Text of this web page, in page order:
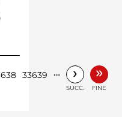
33639 … ›
SUCC.
»
FINE